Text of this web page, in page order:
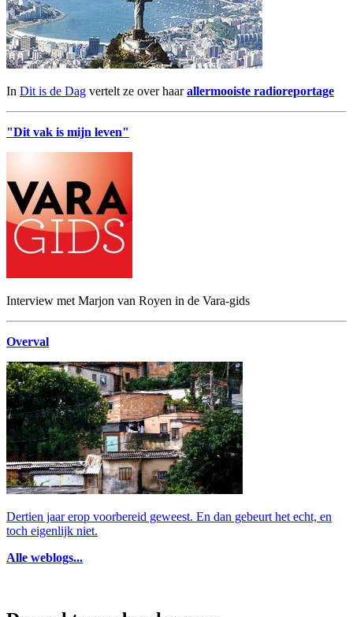
In Dit is de Dag vertelt ze over haarallermooiste radioreportage
"Dit vak is mijn leven"
Interview met Marjon van Royen in de Vara-gids
Overval
Dertien jaar erop voorbereid geweest. En dan gebeurt het echt, en
toch eigenlijk niet.
Alle weblogs...